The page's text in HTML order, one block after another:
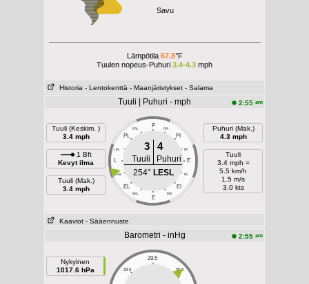
Savu
Lämpötila 67.8°F
Tuulen nopeus-Puhuri 3.4-4.3 mph
Historia - Lentokenttä - Maanjäristykset - Salama
Tuuli | Puhuri - mph 2:55 am
Tuuli (Keskim. )
3.4 mph
1 Bft
Kevyt ilma
Tuuli (Mak.)
3.4 mph
P
PPL PPI
PL PI
LPL IPI
L E
LESL IEI
EL EI
EEL EEI
E
3 4
Tuuli
Puhuri
254° LESL
Puhuri (Mak.)
4.3 mph
Tuuli
3.4 mph =
5.5 km/h
1.5 m/s
3.0 kts
Kaaviot - Sääennuste
Barometri - inHg 2:55 am
Nykyinen
1017.6 hPa
29.5
29.0 30.0